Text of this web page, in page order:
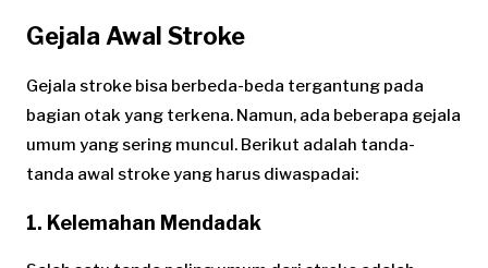
Gejala Awal Stroke
Gejala stroke bisa berbeda-beda tergantung pada
bagian otak yang terkena. Namun, ada beberapa gejala
umum yang sering muncul. Berikut adalah tanda-
tanda awal stroke yang harus diwaspadai:
1. Kelemahan Mendadak